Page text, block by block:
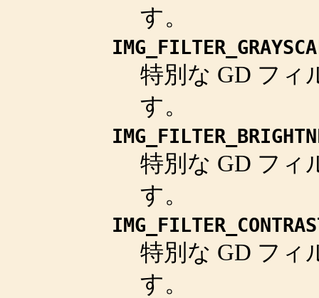
す。
特別な GD フィ
す。
特別な GD フィ
す。
特別な GD フィ
す。